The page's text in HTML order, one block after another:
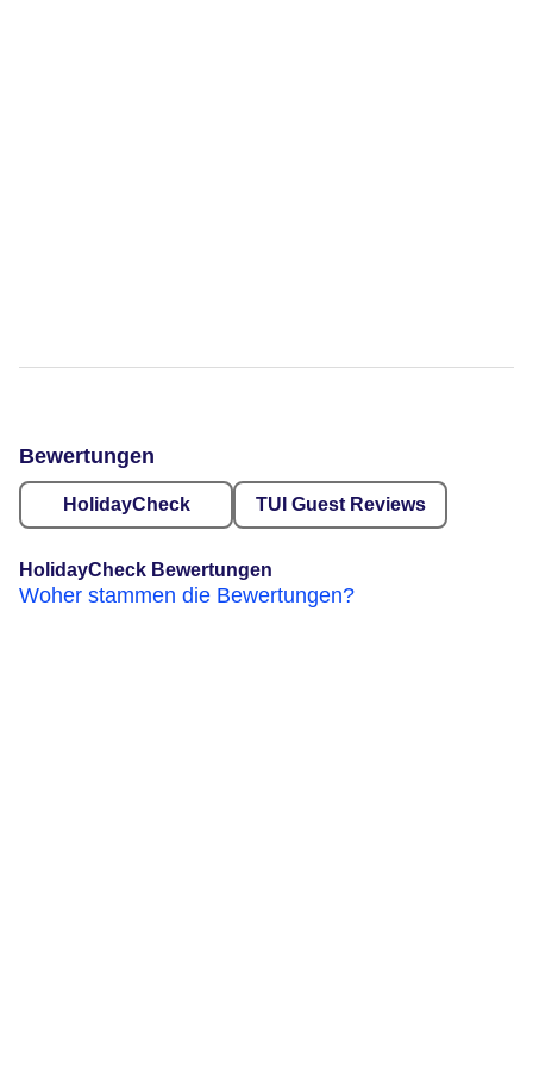
Bewertungen
HolidayCheck TUI Guest Reviews
HolidayCheck Bewertungen
Woher stammen die Bewertungen?